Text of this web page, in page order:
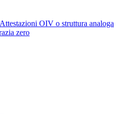
Attestazioni OIV o struttura analoga
zero